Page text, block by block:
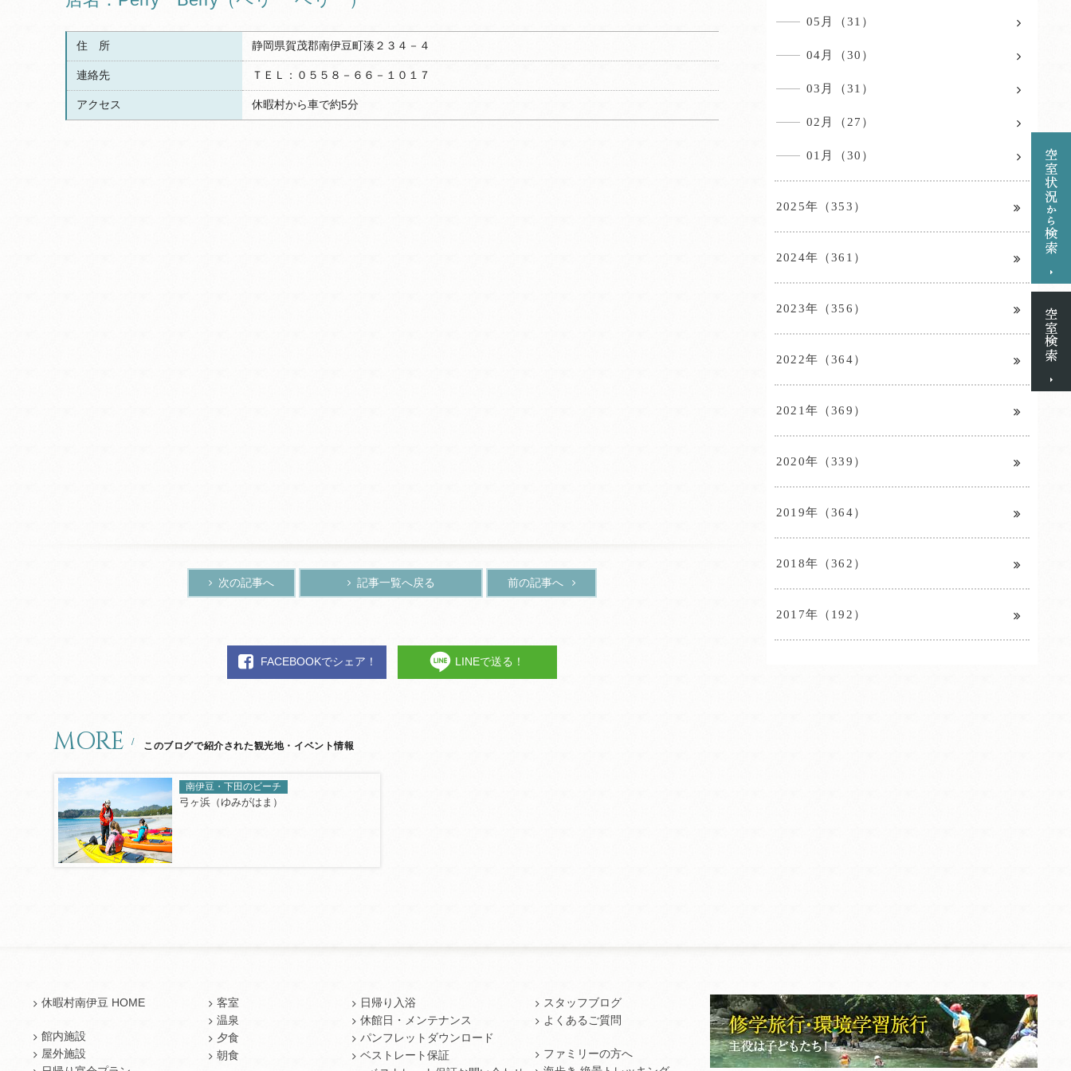
住 所 静岡県賀茂郡南伊豆町湊２３４－４
連絡先 ＴＥＬ：０５５８－６６－１０１７
アクセス 休暇村から車で約5分
次の記事へ 記事一覧へ戻る 前の記事へ
FACEBOOKでシェア！ LINEで送る！
MORE このブログで紹介された観光地・イベント情報
南伊豆・下田のビーチ
弓ヶ浜（ゆみがはま）
05月（31）
04月（30）
03月（31）
02月（27）
01月（30）
2025年（353）
2024年（361）
2023年（356）
2022年（364）
2021年（369）
2020年（339）
2019年（364）
2018年（362）
2017年（192）
休暇村南伊豆 HOME
館内施設
屋外施設
客室
温泉
夕食
朝食
日帰り入浴
休館日・メンテナンス
パンフレットダウンロード
ベストレート保証
スタッフブログ
よくあるご質問
ファミリーの方へ